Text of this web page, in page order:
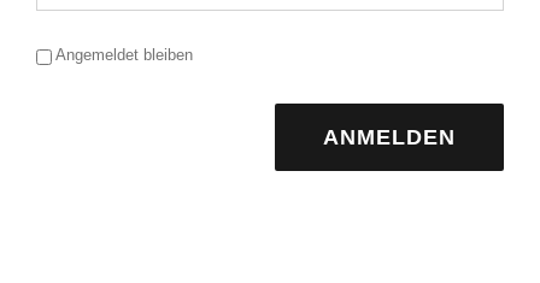
Angemeldet bleiben
ANMELDEN